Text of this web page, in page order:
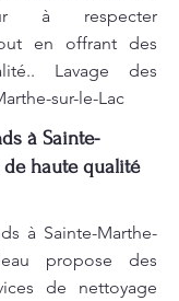
à respecter
en offrant des
Lavage des
sur-le-Lac
à Sainte-
haute qualité
à Sainte-Marthe-
propose des
de nettoyage